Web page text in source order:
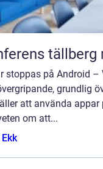
stoppas på Android
grundlig
att använda
om att...